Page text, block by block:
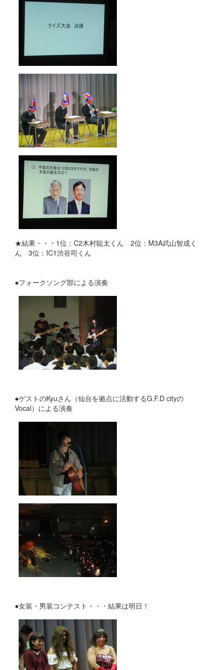
★結果・・・1位：C2木村聡太くん 2位：M3A武山智成く
ん 3位：IC1渋谷司くん
●フォークソング部による演奏
●ゲストのKyuさん（仙台を拠点に活動するG.F.D cityの
Vocal）による演奏
●女装・男装コンテスト・・・結果は明日！